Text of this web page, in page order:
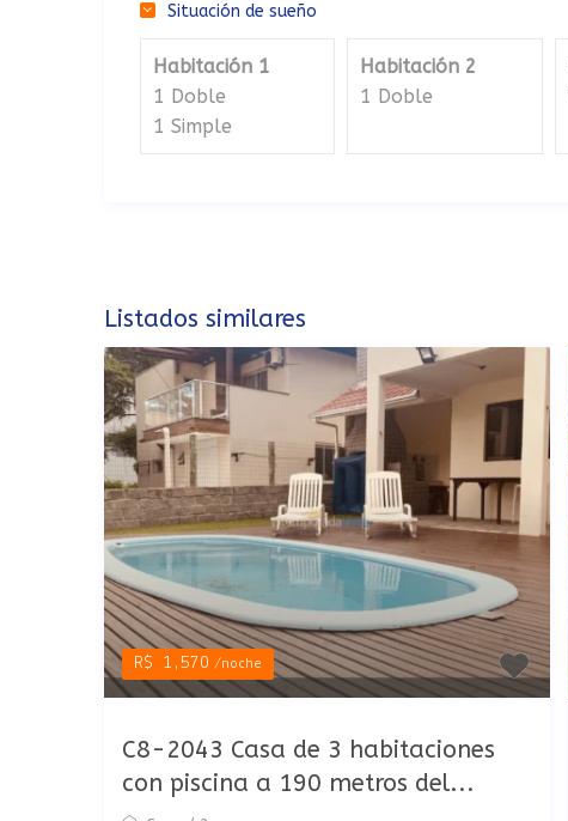
Situación de sueño
Habitación 1
1 Doble
1 Simple
Habitación 2
1 Doble
Listados similares
R$ 1,570/noche
C8-2043 Casa de 3 habitaciones
con piscina a 190 metros del...